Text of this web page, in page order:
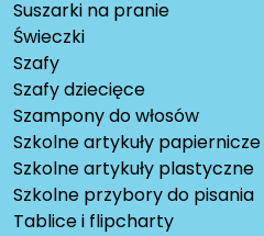
Suszarki na pranie
Świeczki
Szafy
Szafy dziecięce
Szampony do włosów
Szkolne artykuły papiernicze
Szkolne artykuły plastyczne
Szkolne przybory do pisania
Tablice i flipcharty